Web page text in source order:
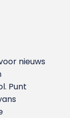
nieuws
Punt